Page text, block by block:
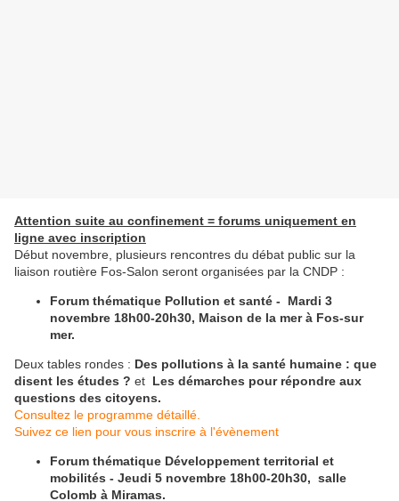
Attention suite au confinement = forums uniquement en
ligne avec inscription
Début novembre, plusieurs rencontres du débat public sur la
liaison routière Fos-Salon seront organisées par la CNDP :
Forum thématique Pollution et santé - Mardi 3
novembre 18h00-20h30, Maison de la mer à Fos-sur
mer.
Deux tables rondes : Des pollutions à la santé humaine : que
disent les études ? et Les démarches pour répondre aux
questions des citoyens.
Consultez le programme détaillé.
Suivez ce lien pour vous inscrire à l'évènement
Forum thématique Développement territorial et
mobilités - Jeudi 5 novembre 18h00-20h30, salle
Colomb à Miramas.